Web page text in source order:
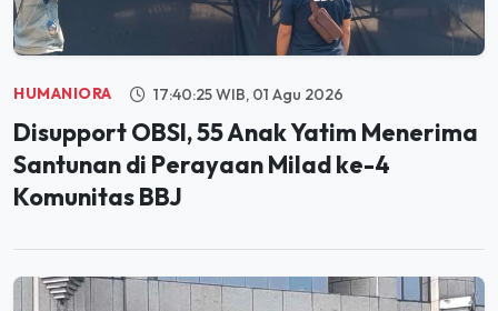
HUMANIORA 17:40:25 WIB, 01 Agu 2026
Disupport OBSI, 55 Anak Yatim Menerima
Santunan di Perayaan Milad ke-4
Komunitas BBJ